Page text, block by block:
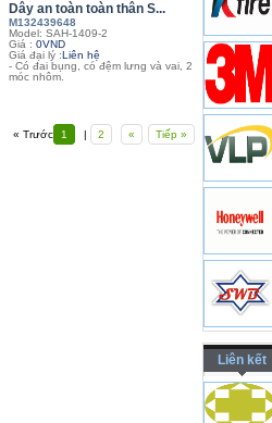
Dây an toàn toàn thân S...
M132439648
Model: SAH-1409-2
Giá : 0VND
Giá đại lý :Liên hệ
- Có đai bụng, có đệm lưng và vai, 2
móc nhôm.
« Trước 1 | 2 Tiếp »
«
Liên kết